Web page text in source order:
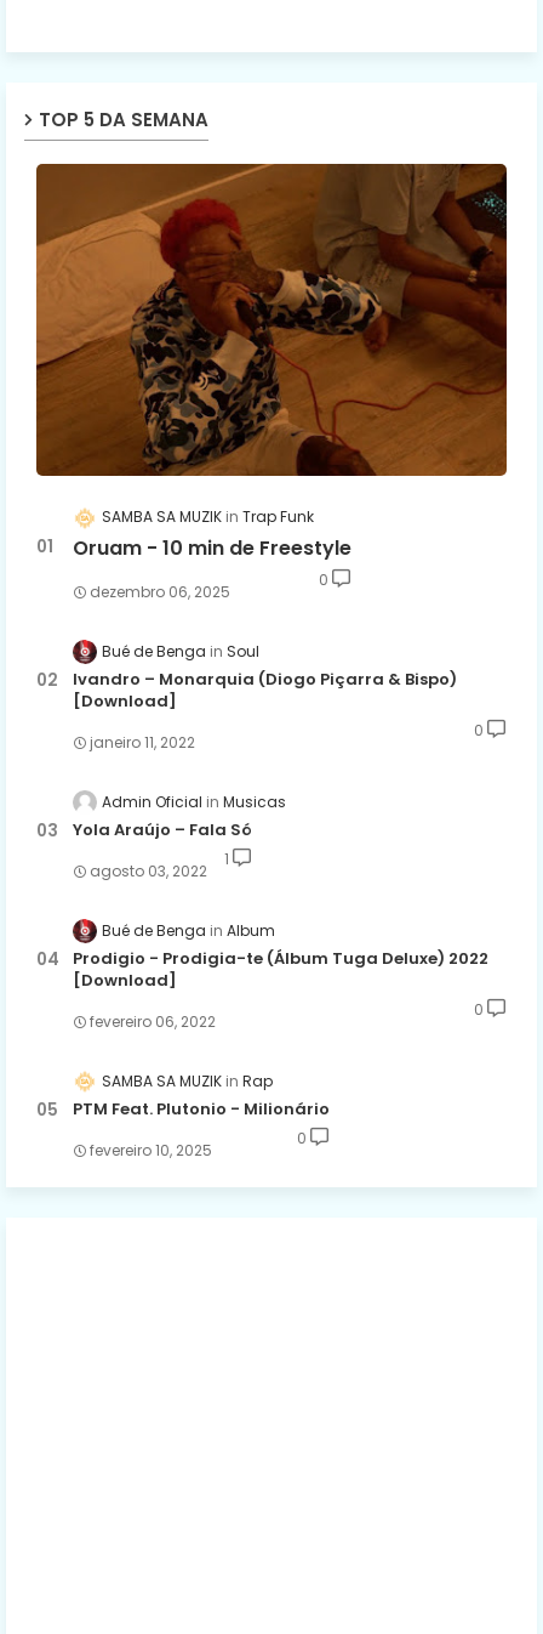
TOP 5 DA SEMANA
SAMBA SA MUZIK Trap Funk
Oruam - 10 min de Freestyle
dezembro 06, 2025
0
Bué de Benga Soul
Ivandro – Monarquia (Diogo Piçarra & Bispo)
[Download]
janeiro 11, 2022
0
Admin Oficial Musicas
Yola Araújo – Fala Só
agosto 03, 2022
1
Bué de Benga Album
Prodigio - Prodigia-te (Álbum Tuga Deluxe) 2022
[Download]
fevereiro 06, 2022
0
SAMBA SA MUZIK Rap
PTM Feat. Plutonio - Milionário
fevereiro 10, 2025
0